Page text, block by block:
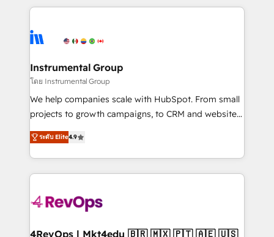
teams has worked with clients just like you Let’s
explore whether S2 is the partner you’ve been
eminent solutions & integrations. Trust us to
Elite Partners with 10+ years of HubSpot experience
Premier Partner 2023 🌟5 HubSpot Accreditations 🌟
Won HubSpot Theme Challenge 2021 🌟INBOUND’19
HubSpot Rising Star Why us? Harnessing the full
potential of the powerful HubSpot CRM. ✔️A team of
HubSpot experience ✔️Flexible pricing models —
Hourly-fee (assigned one Dedicated HubSpot
requirement). ✔️Helped over 25,000+ customers so
far with our HubSpot solutions. ✔️Bespoke apps &
on-demand bundle services. Connect with us today!
Instrumental Group
โดย Instrumental Group
We help companies scale with HubSpot. From small
projects to growth campaigns, to CRM and websites.
Hire an agency that's experienced in every inch of
HubSpot and willing to work hand-in-hand with your
team to simplify the complex and build a better
experience for your team and customers.
ระดับ Elite4.9
4RevOps | Mkt4edu 🇧🇷 🇲🇽 🇵🇹 🇦🇪 🇺🇸